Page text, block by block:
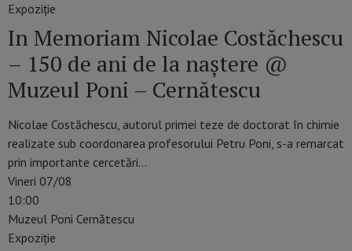
Expoziție
In Memoriam Nicolae Costăchescu
– 150 de ani de la naștere @
Muzeul Poni – Cernătescu
Nicolae Costăchescu, autorul primei teze de doctorat în chimie
realizate sub coordonarea profesorului Petru Poni, s-a remarcat
prin importante cercetări…
Vineri 07/08
10:00
Muzeul Poni Cernătescu
Expoziție